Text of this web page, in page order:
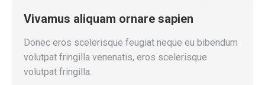
Vivamus aliquam ornare sapien
Donec eros scelerisque feugiat neque eu bibendum
volutpat fringilla venenatis, eros scelerisque
volutpat fringilla.